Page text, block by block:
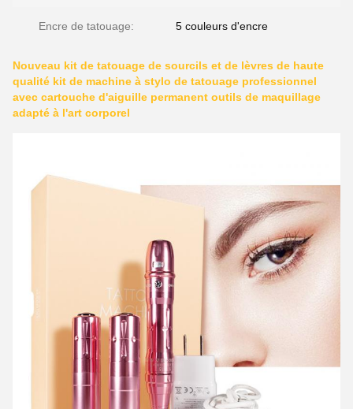
Encre de tatouage: 5 couleurs d'encre
Nouveau kit de tatouage de sourcils et de lèvres de haute
qualité kit de machine à stylo de tatouage professionnel
avec cartouche d'aiguille permanent outils de maquillage
adapté à l'art corporel